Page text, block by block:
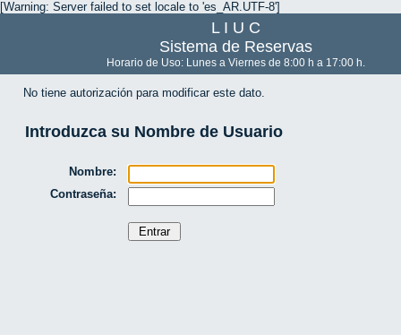
[Warning: Server failed to set locale to 'es_AR.UTF-8']
L I U C
Sistema de Reservas
Horario de Uso: Lunes a Viernes de 8:00 h a 17:00 h.
No tiene autorización para modificar este dato.
Introduzca su Nombre de Usuario
Nombre:
Contraseña: